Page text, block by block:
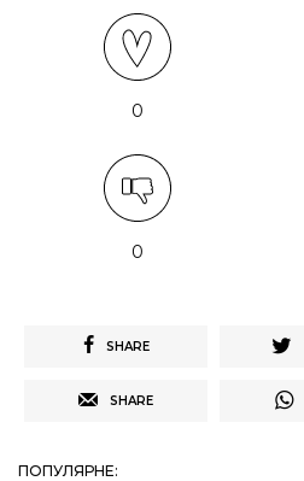
0
0
SHARE
SHARE
ПОПУЛЯРНЕ: